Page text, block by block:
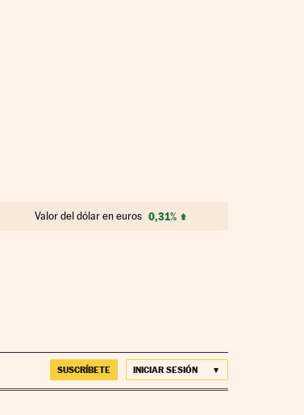
Valor del dólar en euros 0,31%
SUSCRÍBETE INICIAR SESIÓN